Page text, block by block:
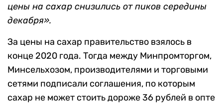
цены на сахар снизились от пиков середины
декабря».
За цены на сахар правительство взялось в
конце 2020 года. Тогда между Минпромторгом,
Минсельхозом, производителями и торговыми
сетями подписали соглашения, по которым
сахар не может стоить дороже 36 рублей в опте